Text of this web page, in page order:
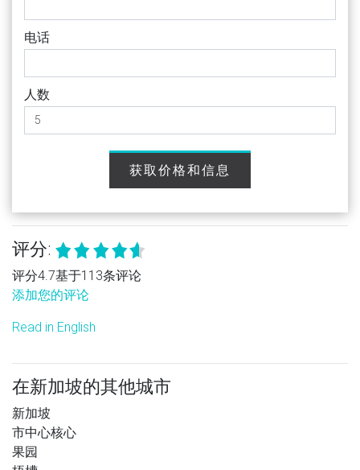
电话
人数
获取价格和信息
评分:
评分4.7基于113条评论
添加您的评论
Read in English
在新加坡的其他城市
新加坡
市中心核心
果园